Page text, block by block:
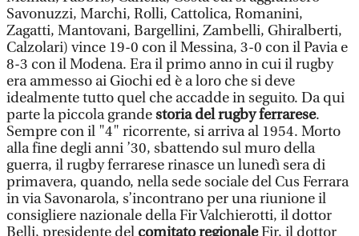
Savonuzzi, Marchi, Rolli, Cattolica, Romanini,
Zagatti, Mantovani, Bargellini, Zambelli, Ghiralberti,
Calzolari) vince 19-0 con il Messina, 3-0 con il Pavia e
8-3 con il Modena. Era il primo anno in cui il rugby
era ammesso ai Giochi ed è a loro che si deve
idealmente tutto quel che accadde in seguito. Da qui
parte la piccola grandestoria del rugby ferrarese.
Sempre con il "4" ricorrente, si arriva al 1954. Morto
alla fine degli anni ’30, sbattendo sul muro della
guerra, il rugby ferrarese rinasce un lunedì sera di
primavera, quando, nella sede sociale del Cus Ferrara
in via Savonarola, s’incontrano per una riunione il
consigliere nazionale della Fir Valchierotti, il dottor
Belli, presidente del comitato regionaleFir, il dottor